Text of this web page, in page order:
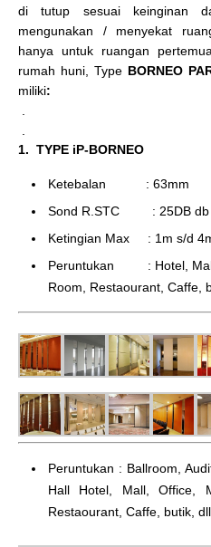
di tutup sesuai keinginan
mengunakan / menyekat
hanya untuk ruangan
rumah huni, Type BORNEO
miliki:
1. TYPE iP-BORNEO
Ketebalan : 63mm
Sond R.STC : 25DB db
Ketingian Max : 1m s/d
Peruntukan : Hotel, Mall,
Room, Restaourant, Caffe,
Peruntukan : Ballroom,
Hall Hotel, Mall, Office,
Restaourant, Caffe, butik, dll